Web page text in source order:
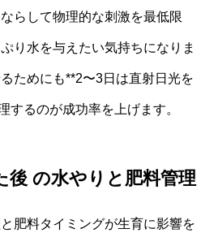
らして物理的な刺激を最低限
り水を与えたい気持ちになりま
ためにも**2〜3日は直射日光を
するのが成功率を上げます。
後 の水やりと肥料管理
肥料タイミングが生育に影響を